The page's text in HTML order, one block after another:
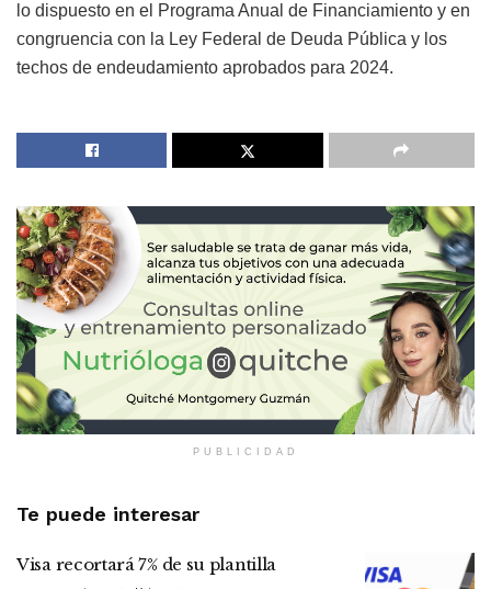
lo dispuesto en el Programa Anual de Financiamiento y en
congruencia con la Ley Federal de Deuda Pública y los
techos de endeudamiento aprobados para 2024.
PUBLICIDAD
Te puede interesar
Visa recortará 7% de su plantilla